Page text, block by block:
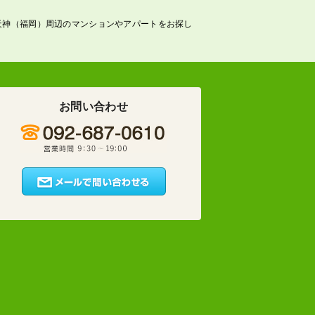
（福岡）周辺のマンションやアパートをお探し
お問い合わせ